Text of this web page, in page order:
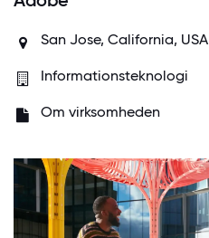
San Jose, California, USA
Informationsteknologi
Om virksomheden